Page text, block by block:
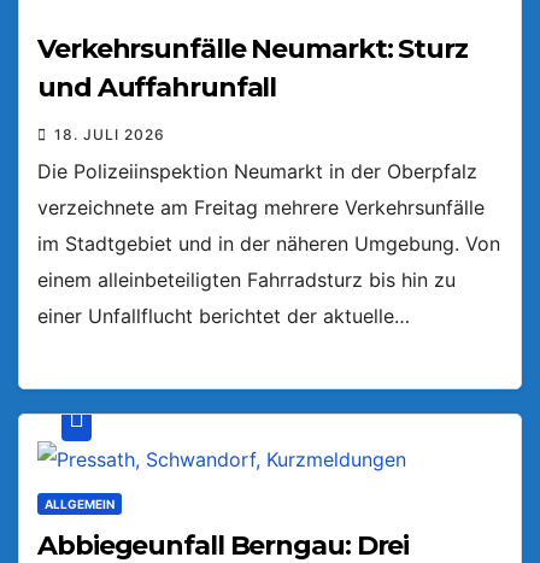
Verkehrsunfälle Neumarkt: Sturz
und Auffahrunfall
18. JULI 2026
Die Polizeiinspektion Neumarkt in der Oberpfalz
verzeichnete am Freitag mehrere Verkehrsunfälle
im Stadtgebiet und in der näheren Umgebung. Von
einem alleinbeteiligten Fahrradsturz bis hin zu
einer Unfallflucht berichtet der aktuelle…
ALLGEMEIN
Abbiegeunfall Berngau: Drei